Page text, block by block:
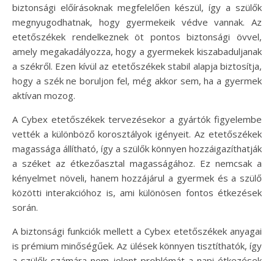
biztonsági előírásoknak megfelelően készül, így a szülők
megnyugodhatnak, hogy gyermekeik védve vannak. Az
etetőszékek rendelkeznek öt pontos biztonsági övvel,
amely megakadályozza, hogy a gyermekek kiszabaduljanak
a székről. Ezen kívül az etetőszékek stabil alapja biztosítja,
hogy a szék ne boruljon fel, még akkor sem, ha a gyermek
aktívan mozog.
A Cybex etetőszékek tervezésekor a gyártók figyelembe
vették a különböző korosztályok igényeit. Az etetőszékek
magassága állítható, így a szülők könnyen hozzáigazíthatják
a széket az étkezőasztal magasságához. Ez nemcsak a
kényelmet növeli, hanem hozzájárul a gyermek és a szülő
közötti interakcióhoz is, ami különösen fontos étkezések
során.
A biztonsági funkciók mellett a Cybex etetőszékek anyagai
is prémium minőségűek. Az ülések könnyen tisztíthatók, így